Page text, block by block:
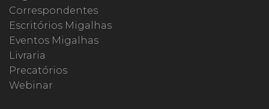
Correspondentes
Escritórios Migalhas
Eventos Migalhas
Livraria
Precatórios
Webinar